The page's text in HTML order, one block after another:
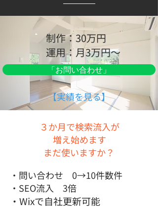
制作：30万円
運用：月3万円～
「お問い合わせ」
【実績を見る】
３か月で検索流入が
増え始めます
まだ使いますか？
・問い合わせ 0→10件数件
・SEO流入 3倍
・Wixで自社更新可能